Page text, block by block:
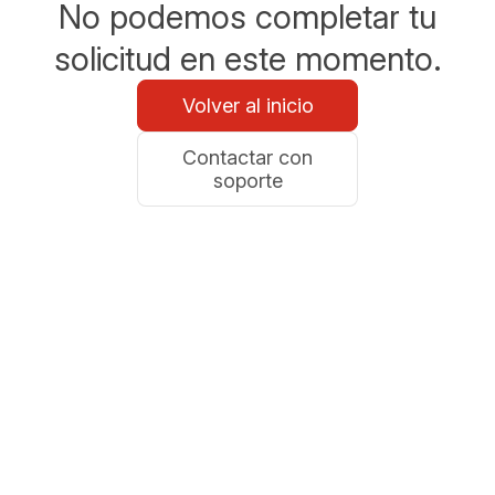
No podemos completar tu
solicitud en este momento.
Volver al inicio
Contactar con
soporte